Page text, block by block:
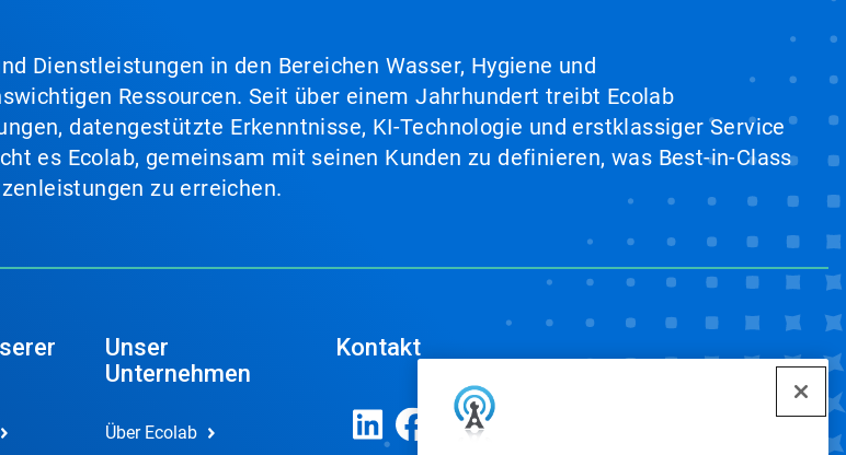
Dienstleistungen in den Bereichen Wasser, Hygiene und
Ressourcen. Seit über einem Jahrhundert treibt Ecolab
datengestützte Erkenntnisse, KI-Technologie und erstklassiger Service
es Ecolab, gemeinsam mit seinen Kunden zu definieren, was Best-in-Class
zu erreichen.
Unser
Unternehmen
Über Ecolab
Kontakt